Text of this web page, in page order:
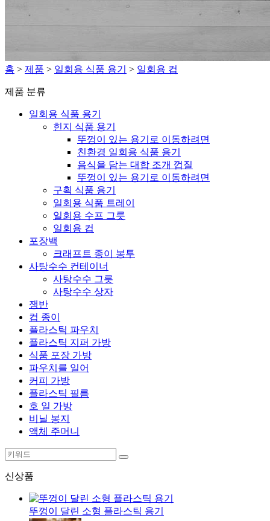
홈 > 제품 > 일회용 식품 용기 > 일회용 컵
제품 분류
일회용 식품 용기
힌지 식품 용기
뚜껑이 있는 용기로 이동하려면
친환경 일회용 식품 용기
음식을 담는 대합 조개 껍질
뚜껑이 있는 용기로 이동하려면
구획 식품 용기
일회용 식품 트레이
일회용 수프 그릇
일회용 컵
포장백
크래프트 종이 봉투
사탕수수 컨테이너
사탕수수 그릇
사탕수수 상자
쟁반
컵 종이
플라스틱 파우치
플라스틱 지퍼 가방
식품 포장 가방
파우치를 일어
커피 가방
플라스틱 필름
호 일 가방
비닐 봉지
액체 주머니
신상품
뚜껑이 달린 소형 플라스틱 용기